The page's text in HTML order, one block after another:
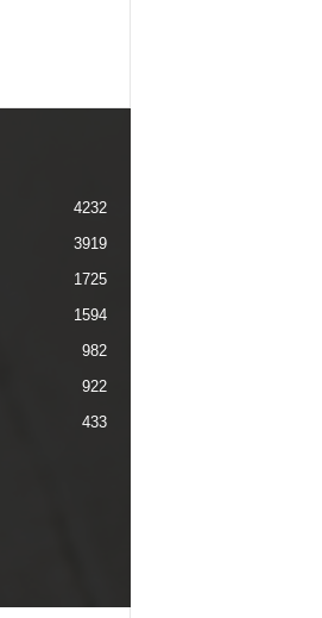
4232
3919
1725
1594
982
922
433